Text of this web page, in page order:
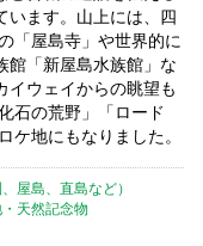
います。山上には、四
「屋島寺」や世界的に
館「新屋島水族館」な
イウェイからの眺望も
石の荒野」「ロード
ケ地にもなりました。
屋島、直島など）
・天然記念物